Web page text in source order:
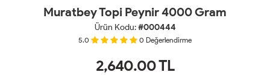
Muratbey Topi Peynir 4000 Gram
Ürün Kodu:#000444
5.0 0 Değerlendirme
2,640.00TL